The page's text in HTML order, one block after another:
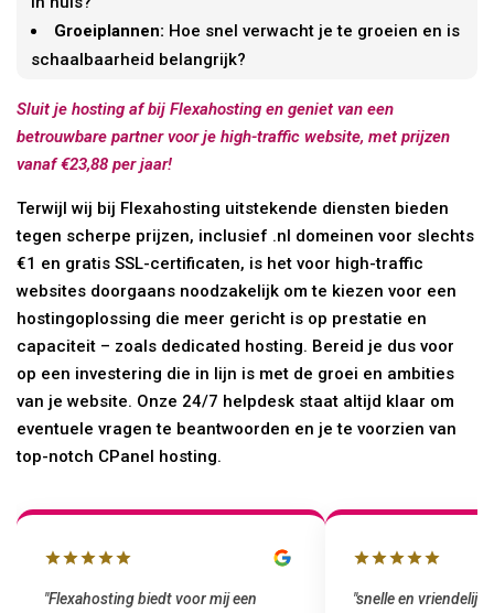
Groeiplannen: Hoe snel verwacht je te groeien en is
schaalbaarheid belangrijk?
Sluit je hosting af bij Flexahosting en geniet van een
betrouwbare partner voor je high-traffic website, met prijzen
vanaf €23,88 per jaar!
Terwijl wij bij Flexahosting uitstekende diensten bieden
tegen scherpe prijzen, inclusief .nl domeinen voor slechts
€1 en gratis SSL-certificaten, is het voor high-traffic
websites doorgaans noodzakelijk om te kiezen voor een
hostingoplossing die meer gericht is op prestatie en
capaciteit – zoals dedicated hosting. Bereid je dus voor
op een investering die in lijn is met de groei en ambities
van je website. Onze 24/7 helpdesk staat altijd klaar om
eventuele vragen te beantwoorden en je te voorzien van
top-notch CPanel hosting.
"snelle en vriendelijke service. staat
"Top service. Ik